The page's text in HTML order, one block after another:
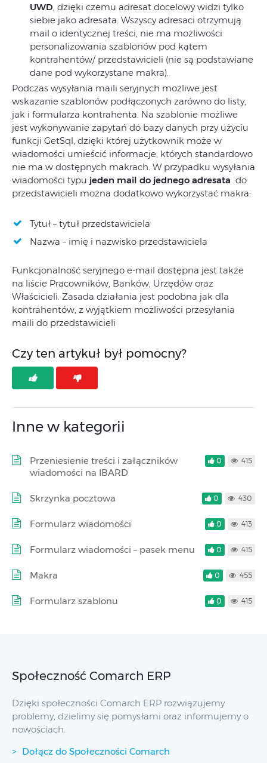
UWD , dzięki czemu adresat docelowy widzi tylko
siebie jako adresata. Wszyscy adresaci otrzymują
mail o identycznej treści, nie ma możliwości
personalizowania szablonów pod kątem
kontrahentów/ przedstawicieli (nie są podstawiane
dane pod wykorzystane makra).
Podczas wysyłania maili seryjnych możliwe jest
wskazanie szablonów podłączonych zarówno do listy,
jak i formularza kontrahenta. Na szablonie możliwe
jest wykonywanie zapytań do bazy danych przy użyciu
funkcji GetSql, dzięki której użytkownik może w
wiadomości umieścić informacje, których standardowo
nie ma w dostępnych makrach. W przypadku wysyłania
wiadomości typu jeden mail do jednego adresata do
przedstawicieli można dodatkowo wykorzystać makra:
Tytuł – tytuł przedstawiciela
Nazwa – imię i nazwisko przedstawiciela
Funkcjonalność seryjnego e-mail dostępna jest także
na liście Pracowników, Banków, Urzędów oraz
Właścicieli. Zasada działania jest podobna jak dla
kontrahentów, z wyjątkiem możliwości przesyłania
maili do przedstawicieli
Czy ten artykuł był pomocny?
Inne w kategorii
Przeniesienie treści i załączników
wiadomości na IBARD
0 415
Skrzynka pocztowa 0 430
Formularz wiadomości 0 413
Formularz wiadomości – pasek menu 0 415
Makra 0 455
Formularz szablonu 0 415
Społeczność Comarch ERP
Dzięki społeczności Comarch ERP rozwiązujemy
problemy, dzielimy się pomysłami oraz informujemy o
nowościach.
Dołącz do Społeczności Comarch